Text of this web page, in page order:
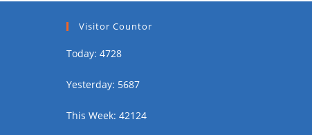
Visitor Countor
Today: 4728
Yesterday: 5687
This Week: 42124